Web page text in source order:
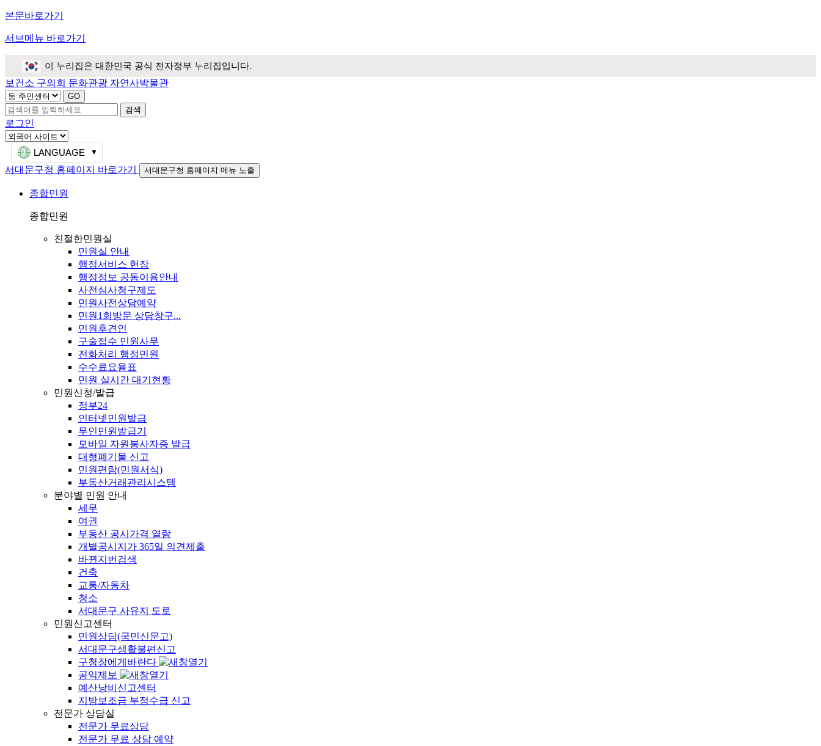
본문바로가기
서브메뉴 바로가기
이 누리집은 대한민국 공식 전자정부 누리집입니다.
보건소 구의회 문화관광 자연사박물관
검색
로그인
LANGUAGE
서대문구청 홈페이지 바로가기
서대문구청 홈페이지 메뉴 노출
종합민원
종합민원
친절한민원실
민원실 안내
행정서비스 헌장
행정정보 공동이용안내
사전심사청구제도
민원사전상담예약
민원1회방문 상담창구...
민원후견인
구술접수 민원사무
전화처리 행정민원
수수료요율표
민원 실시간 대기현황
민원신청/발급
정부24
인터넷민원발급
무인민원발급기
모바일 자원봉사자증 발급
대형폐기물 신고
민원편람(민원서식)
부동산거래관리시스템
분야별 민원 안내
세무
여권
부동산 공시가격 열람
개별공시지가 365일 의견제출
바뀐지번검색
건축
교통/자동차
청소
서대문구 사유지 도로
민원신고센터
민원상담(국민신문고)
서대문구생활불편신고
구청장에게바란다
공익제보
예산낭비신고센터
지방보조금 부정수급 신고
전문가 상담실
전문가 무료상담
전문가 무료 상담 예약